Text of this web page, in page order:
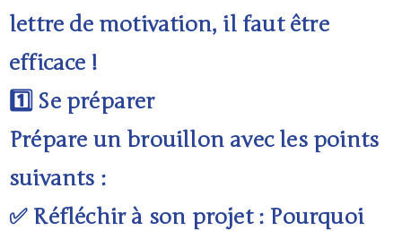
lettre de motivation, il faut être
efficace !
1️⃣ Se préparer
Prépare un brouillon avec les points
suivants :
✅ Réfléchir à son projet : Pourquoi